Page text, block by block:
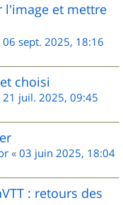
l'image et mettre
06 sept. 2025, 18:16
choisi
21 juil. 2025, 09:45
« 03 juin 2025, 18:04
: retours des